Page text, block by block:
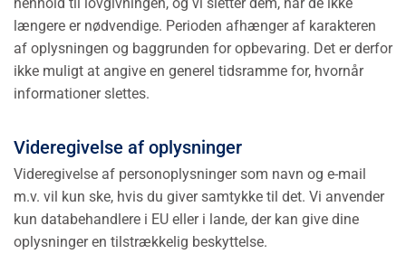
længere er nødvendige. Perioden afhænger af karakteren
af oplysningen og baggrunden for opbevaring. Det er derfor
ikke muligt at angive en generel tidsramme for, hvornår
informationer slettes.
Videregivelse af oplysninger
Videregivelse af personoplysninger som navn og e-mail
m.v. vil kun ske, hvis du giver samtykke til det. Vi anvender
kun databehandlere i EU eller i lande, der kan give dine
oplysninger en tilstrækkelig beskyttelse.